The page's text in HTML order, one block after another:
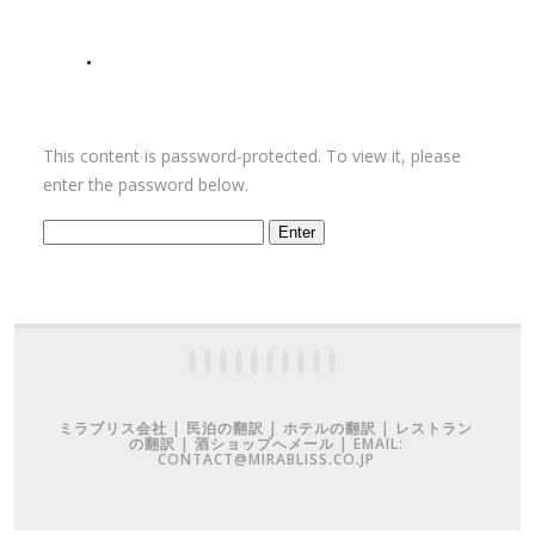
This content is password-protected. To view it, please
enter the password below.
ミラブリス会社 | 民泊の翻訳 | ホテルの翻訳 | レストラン
の翻訳 | 酒ショップへメール | EMAIL:
CONTACT@MIRABLISS.CO.JP